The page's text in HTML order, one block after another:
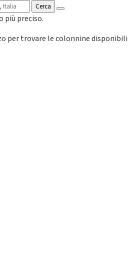
Cerca
più preciso.
per trovare le colonnine disponibili